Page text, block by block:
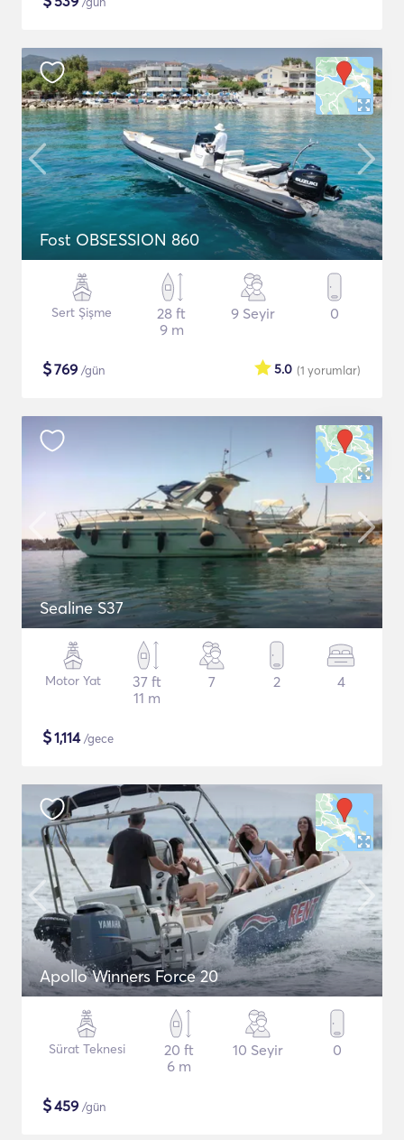
Fost OBSESSION 860
Sert Şişme
28 ft
9 m
9 Seyir 0
$769 /gün (1 yorumlar)
5.0
Sealine S37
Motor Yat
37 ft
11 m
7 2 4
$1,114/gece
Apollo Winners Force 20
Sürat Teknesi
20 ft
6 m
10 Seyir 0
$459 /gün